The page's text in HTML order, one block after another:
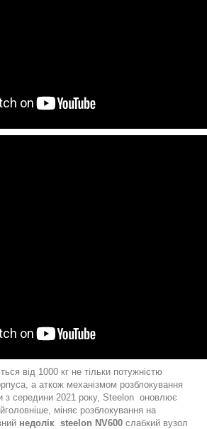
від 1000 кг не тільки потужністю
а аткож механізмом розблокування
з середини 2021 року, Steelon оновлює
міняє розблокування на
недолік steelon NV600 слабкий вузол